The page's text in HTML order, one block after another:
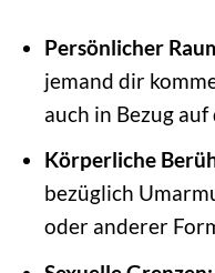
Persönlicher
jemand dir
auch in Bezug
Körperliche
bezüglich
oder anderer